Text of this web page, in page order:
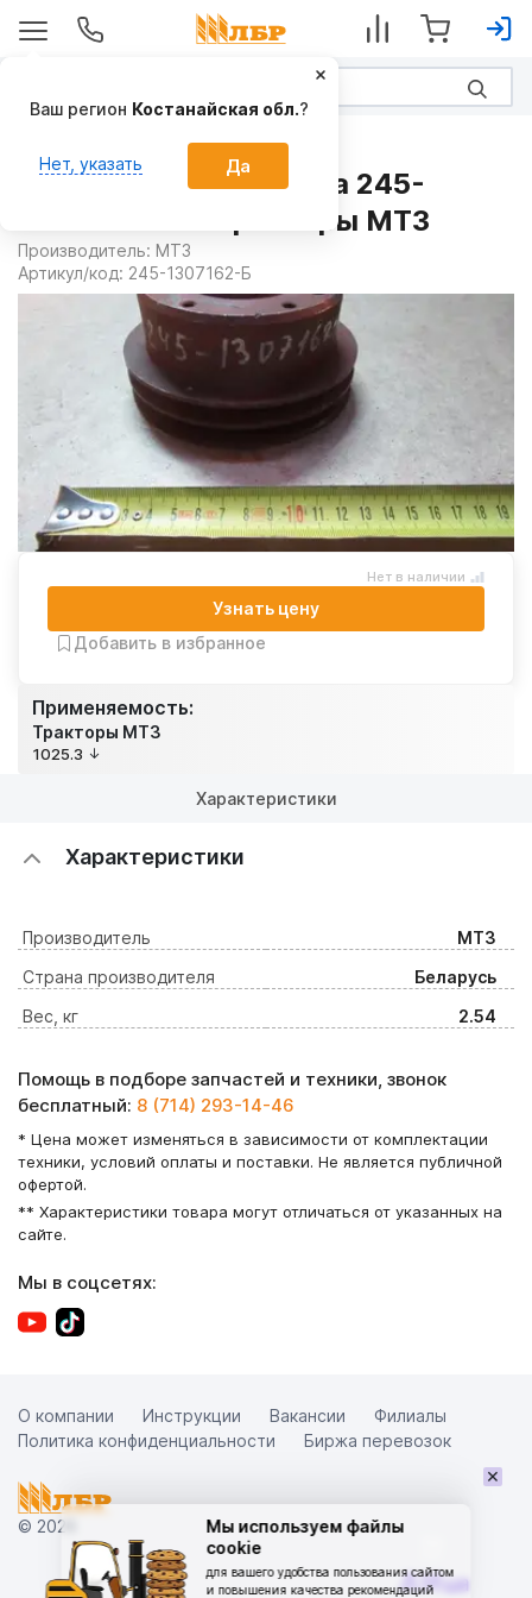
Шкив водяного насоса 245-
1307162-Б на Тракторы МТЗ
Производитель: МТЗ
Артикул/код: 245-1307162-Б
Применяемость:
Тракторы МТЗ
1025.3
Нет в наличии
Узнать цену
Добавить в избранное
Характеристики
Характеристики
Производитель
МТЗ
Страна производителя
Беларусь
Вес, кг
2.54
Мы используем файлы
cookie
для вашего удобства пользования сайтом
и повышения качества рекомендаций
Помощь в подборе запчастей и техники, звонок
бесплатный: 8 (714) 293-14-46
* Цена может изменяться в зависимости от комплектации
техники, условий оплаты и поставки. Не является публичной
офертой.
** Характеристики товара могут отличаться от указанных на
сайте.
Мы в соцсетях:
© 2026
О компании Инструкции Вакансии
Филиалы
Политика конфиденциальности
Биржа перевозок
×
Ваш регион Костанайская обл.?
Нет, указать Да